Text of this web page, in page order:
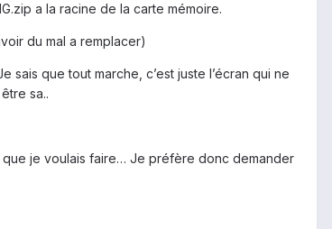
a la racine de la carte mémoire.
du mal a remplacer)
sais que tout marche, c’est juste l’écran qui ne
sa..
que je voulais faire… Je préfère donc demander